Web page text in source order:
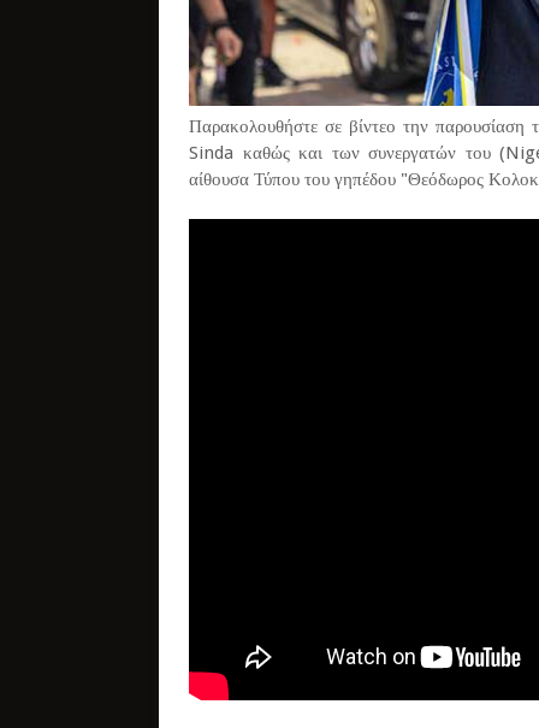
Παρακολουθήστε σε βίντεο την
Sinda καθώς και των συνεργατών του
αίθουσα Τύπου του γηπέδου "Θεόδωρος